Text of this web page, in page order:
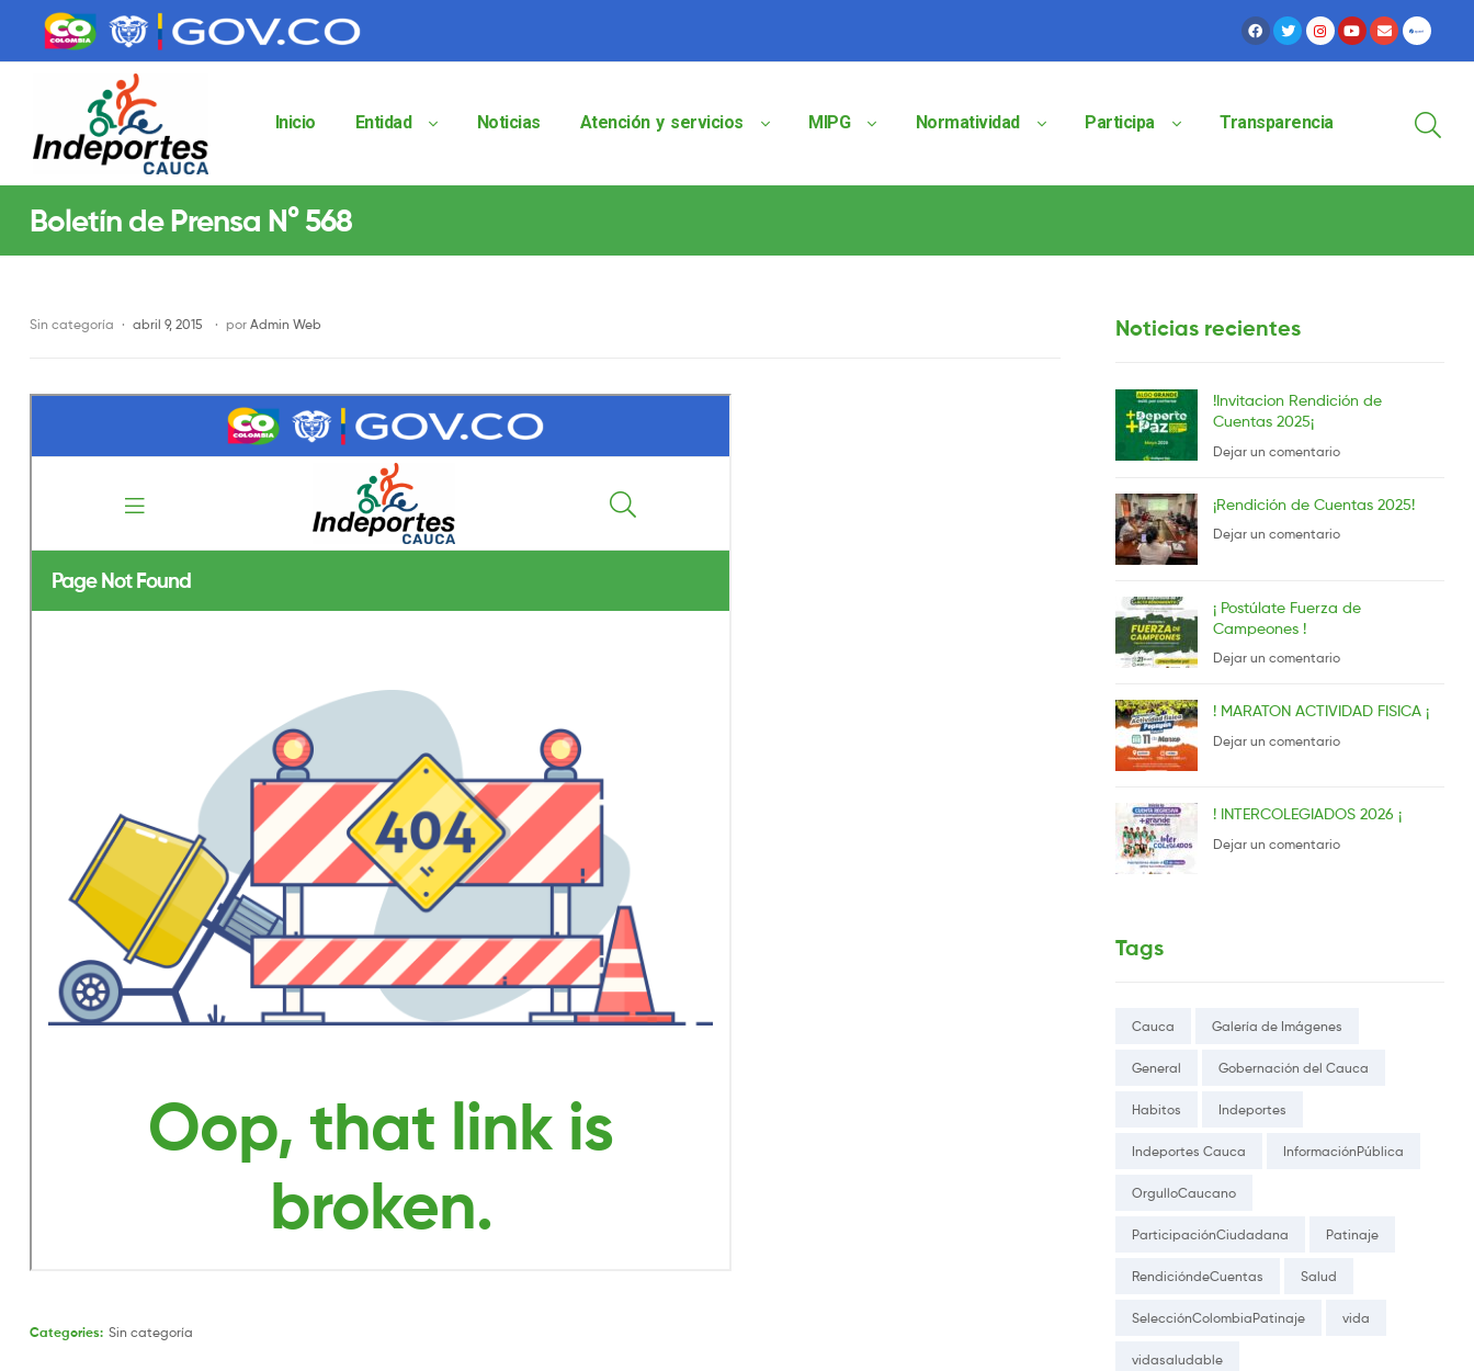
contenido
contenido
Indeportes
Cauca
de
Inicio Entidad Noticias Atención y servicios MIPG Normatividad Participa Transparencia
Boletín de Prensa N° 568
Sin categoría abril 9, 2015 por Admin Web
Categories: Sin categoría
Noticias recientes
!Invitacion Rendición de
Cuentas 2025¡
Dejar un comentario
¡Rendición de Cuentas 2025!
Dejar un comentario
¡ Postúlate Fuerza de
Campeones !
Dejar un comentario
! MARATON ACTIVIDAD FISICA ¡
Dejar un comentario
! INTERCOLEGIADOS 2026 ¡
Dejar un comentario
Tags
Cauca Galería de Imágenes
General Gobernación del Cauca
Habitos Indeportes
Indeportes Cauca InformaciónPública
OrgulloCaucano
ParticipaciónCiudadana Patinaje
RendicióndeCuentas Salud
SelecciónColombiaPatinaje vida
vidasaludable